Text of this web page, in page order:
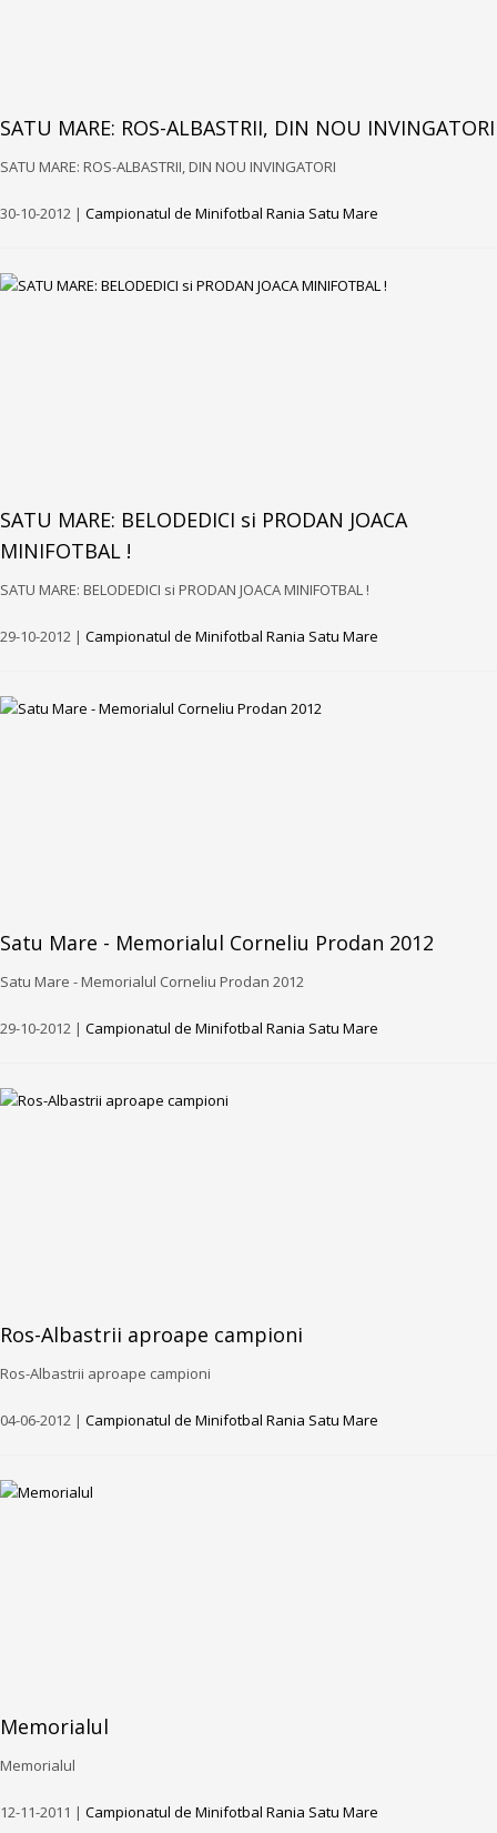
SATU MARE: ROS-ALBASTRII, DIN NOU INVINGATORI
SATU MARE: ROS-ALBASTRII, DIN NOU INVINGATORI
30-10-2012 | Campionatul de Minifotbal Rania Satu Mare
SATU MARE: BELODEDICI si PRODAN JOACA
MINIFOTBAL !
SATU MARE: BELODEDICI si PRODAN JOACA MINIFOTBAL !
29-10-2012 | Campionatul de Minifotbal Rania Satu Mare
Satu Mare - Memorialul Corneliu Prodan 2012
Satu Mare - Memorialul Corneliu Prodan 2012
29-10-2012 | Campionatul de Minifotbal Rania Satu Mare
Ros-Albastrii aproape campioni
Ros-Albastrii aproape campioni
04-06-2012 | Campionatul de Minifotbal Rania Satu Mare
Memorialul
Memorialul
12-11-2011 | Campionatul de Minifotbal Rania Satu Mare